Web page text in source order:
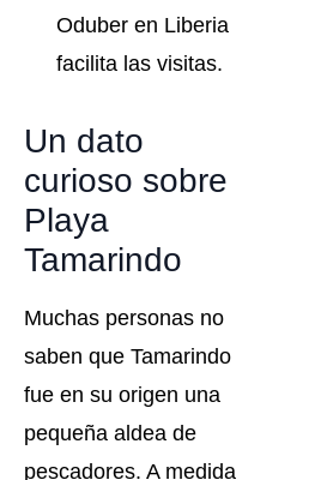
Oduber en Liberia
facilita las visitas.
Un dato
curioso sobre
Playa
Tamarindo
Muchas personas no
saben que Tamarindo
fue en su origen una
pequeña aldea de
pescadores. A medida